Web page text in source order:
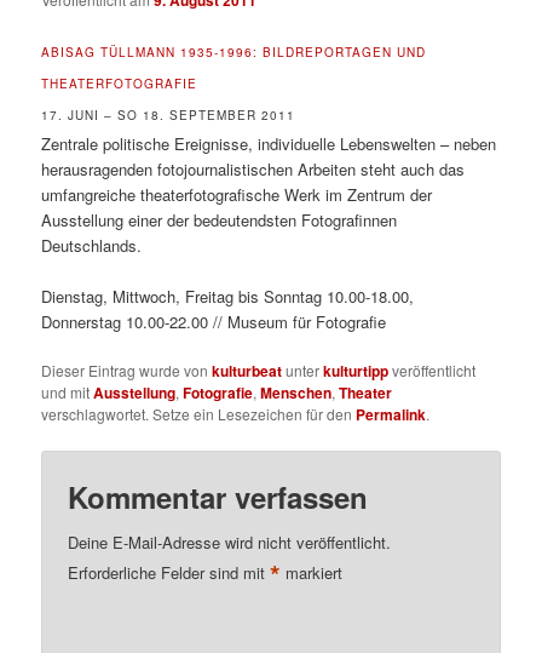
ABISAG TÜLLMANN 1935-1996: BILDREPORTAGEN UND
THEATERFOTOGRAFIE
17. JUNI – SO 18. SEPTEMBER 2011
Zentrale politische Ereignisse, individuelle Lebenswelten – neben
herausragenden fotojournalistischen Arbeiten steht auch das
umfangreiche theaterfotografische Werk im Zentrum der
Ausstellung einer der bedeutendsten Fotografinnen
Deutschlands.
Dienstag, Mittwoch, Freitag bis Sonntag 10.00-18.00,
Donnerstag 10.00-22.00 // Museum für Fotografie
Dieser Eintrag wurde vonkulturbeatunterkulturtippveröffentlicht
und mitAusstellung,Fotografie,Menschen,Theater
verschlagwortet. Setze ein Lesezeichen für den Permalink.
Kommentar verfassen
Deine E-Mail-Adresse wird nicht veröffentlicht.
Erforderliche Felder sind mit* markiert